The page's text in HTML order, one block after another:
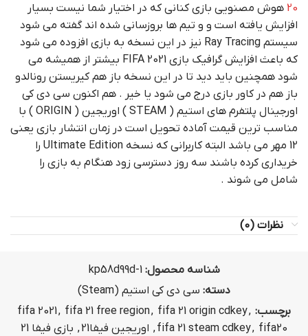
20 هوش مصنویی بازی کنانی که در اختیار شما نیست بسیار
افزایش یافته است و و تیم ها بروزسانی شده اند گفته می شود
سیستم Ray Tracing نیز در این نسخه به بازی افزوده می شود
که باعث افزایش گرافیک بازی FIFA 2021 بیشتر از همیشه می
شود همچنین باید دید تا در این نسخه باز هم کیریستن رونالدو
باز هم در کاور بازی درج می شود یا خیر . هم اکنون سی دی کی
اورجینال پلتفرم های استیم ( STEAM ) اوریجین ( ORIGIN ) با
مناسب ترین قیمت آماده تحویل است در زمان انتشار بازی یعنی
12 مهر می باشد البته کاربرانی که نسخه Ultimate Edition را
خریداری کرده باشند سه روز دسترسی زود هنگام به بازی را
شامل می شوند .
نظرات (0)
شناسه محصول:kp58d99d-1
دسته: سی دی کی استیم (Steam)
برچسب:
fifa 2021, fifa 21 free region, fifa 21 origin cdkey,
fifa 21 steam cdkey, fifa20
, اوریجین فیفا21 ,
بازی فیفا 21